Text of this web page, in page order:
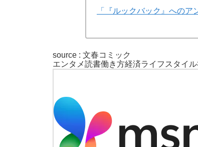
「『ルックバック』への
source : 文春コミック
エンタメ読書働き方経済ライフスタイル